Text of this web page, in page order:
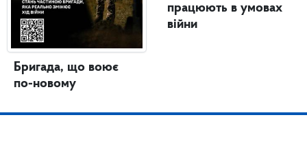
Бригада, що воює
по-новому
працюють в умовах
війни